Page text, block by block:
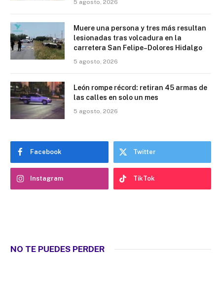
5 agosto, 2026
Muere una persona y tres más resultan
lesionadas tras volcadura en la
carretera San Felipe–Dolores Hidalgo
5 agosto, 2026
León rompe récord: retiran 45 armas de
las calles en solo un mes
5 agosto, 2026
Facebook Twitter
Instagram TikTok
NO TE PUEDES PERDER